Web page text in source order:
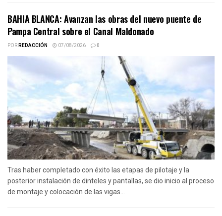
BAHIA BLANCA: Avanzan las obras del nuevo puente de
Pampa Central sobre el Canal Maldonado
PORREDACCIÓN 07/08/2026 0
Tras haber completado con éxito las etapas de pilotaje y la
posterior instalación de dinteles y pantallas, se dio inicio al proceso
de montaje y colocación de las vigas...